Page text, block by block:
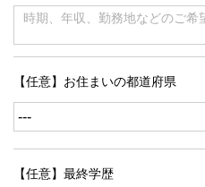
【任意】お住まいの都道府県
【任意】最終学歴